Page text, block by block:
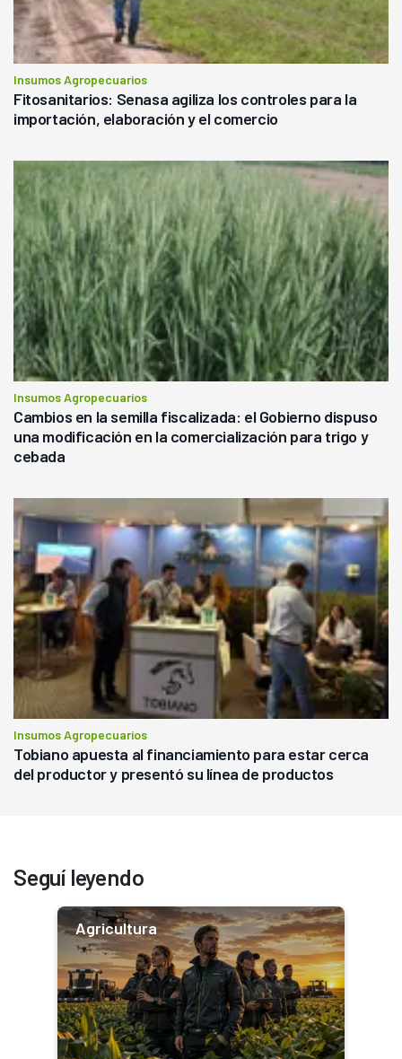
Insumos Agropecuarios
Fitosanitarios: Senasa agiliza los controles para la
importación, elaboración y el comercio
Insumos Agropecuarios
Cambios en la semilla fiscalizada: el Gobierno dispuso
una modificación en la comercialización para trigo y
cebada
Insumos Agropecuarios
Tobiano apuesta al financiamiento para estar cerca
del productor y presentó su línea de productos
Seguí leyendo
Agricultura